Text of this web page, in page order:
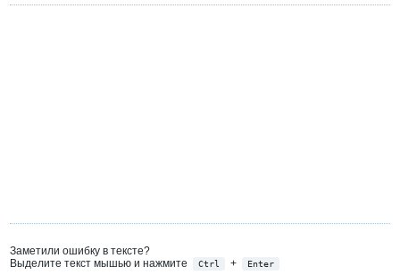
Заметили ошибку в тексте?
Выделите текст мышью и нажмите
Ctrl + Enter